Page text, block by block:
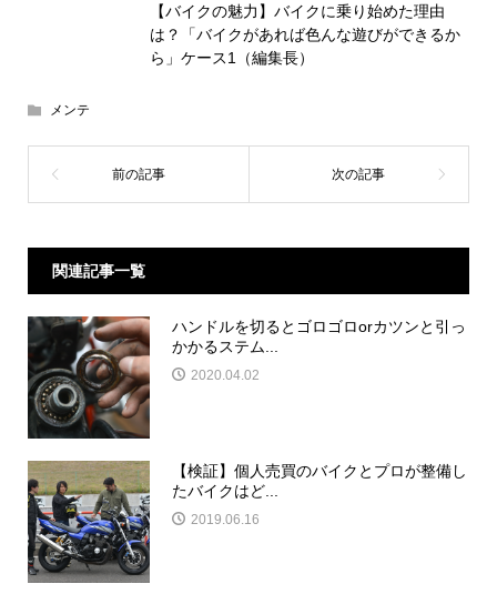
【バイクの魅力】バイクに乗り始めた理由
は？「バイクがあれば色んな遊びができるか
ら」ケース1（編集長）
メンテ
関連記事一覧
ハンドルを切るとゴロゴロorカツンと引っ
かかるステム...
2020.04.02
【検証】個人売買のバイクとプロが整備し
たバイクはど...
2019.06.16